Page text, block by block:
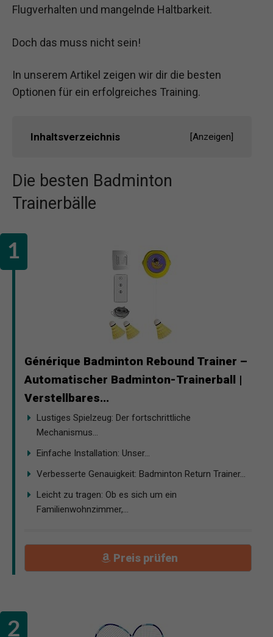
Flugverhalten und mangelnde Haltbarkeit.
Doch das muss nicht sein!
In unserem Artikel zeigen wir dir die besten
Optionen für ein erfolgreiches Training.
Inhaltsverzeichnis [Anzeigen]
Die besten Badminton
Trainerbälle
Générique Badminton Rebound Trainer –
Automatischer Badminton-Trainerball |
Verstellbares...
Lustiges Spielzeug: Der fortschrittliche
Mechanismus...
Einfache Installation: Unser...
Verbesserte Genauigkeit: Badminton Return Trainer...
Leicht zu tragen: Ob es sich um ein
Familienwohnzimmer,...
Preis prüfen